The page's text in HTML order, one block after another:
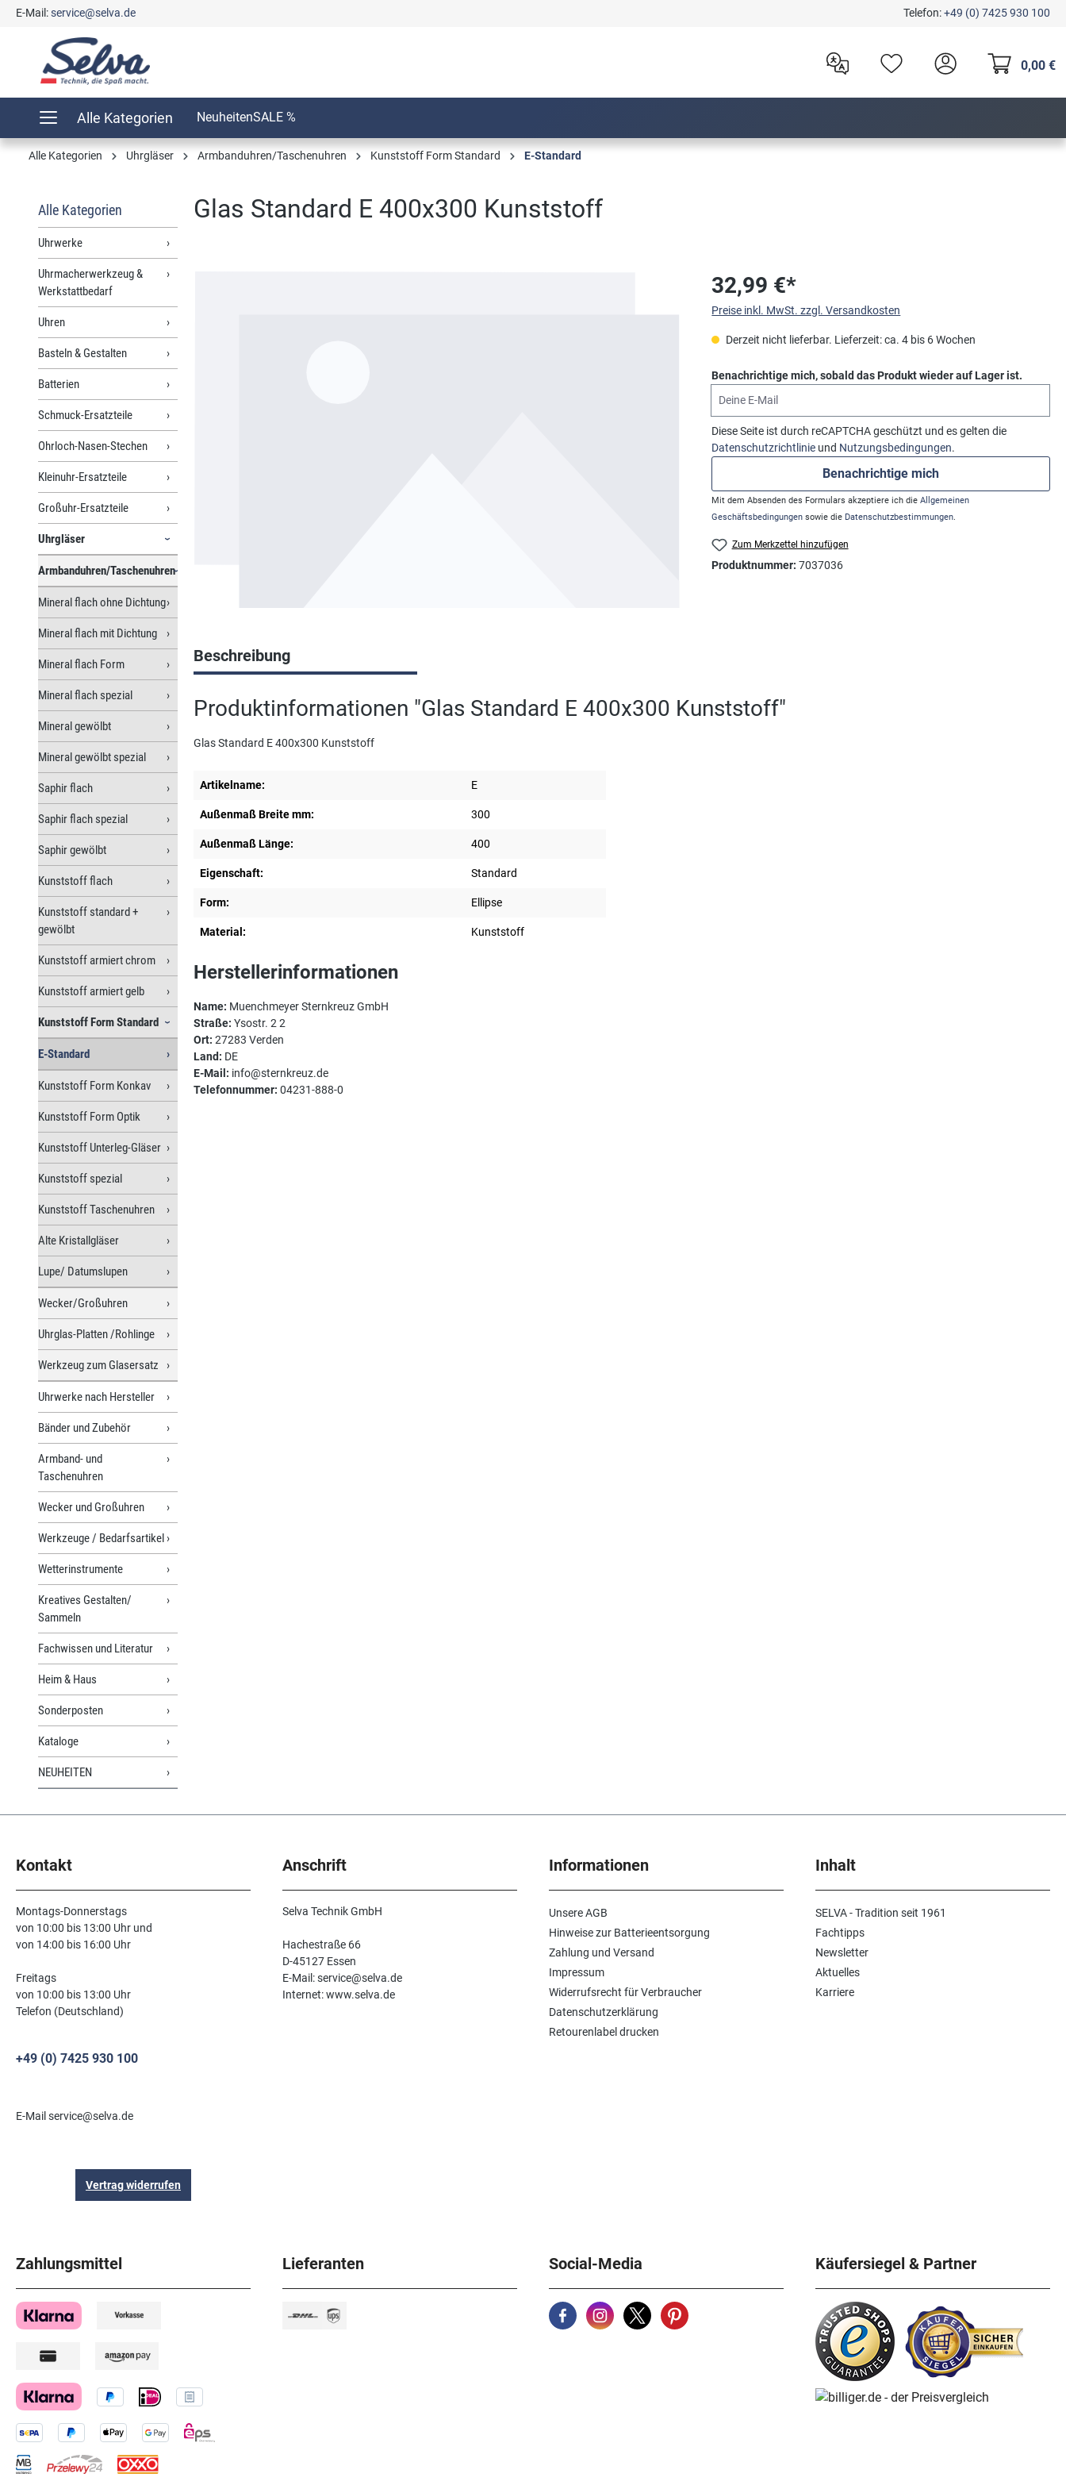
Zur Hauptnavigation springen
E-Mail:service@selva.de Telefon:+49 (0) 7425 930 100
0,00 €
Alle Kategorien NeuheitenSALE %
Alle Kategorien Uhrgläser Armbanduhren/Taschenuhren Kunststoff Form Standard E-Standard
Alle Kategorien
Uhrwerke
Uhrmacherwerkzeug &
Werkstattbedarf
Uhren
Basteln & Gestalten
Batterien
Schmuck-Ersatzteile
Ohrloch-Nasen-Stechen
Kleinuhr-Ersatzteile
Großuhr-Ersatzteile
Uhrgläser
Armbanduhren/Taschenuhren
Mineral flach ohne Dichtung
Mineral flach mit Dichtung
Mineral flach Form
Mineral flach spezial
Mineral gewölbt
Mineral gewölbt spezial
Saphir flach
Saphir flach spezial
Saphir gewölbt
Kunststoff flach
Kunststoff standard +
gewölbt
Kunststoff armiert chrom
Kunststoff armiert gelb
Kunststoff Form Standard
E-Standard
Kunststoff Form Konkav
Kunststoff Form Optik
Kunststoff Unterleg-Gläser
Kunststoff spezial
Kunststoff Taschenuhren
Alte Kristallgläser
Lupe/ Datumslupen
Wecker/Großuhren
Uhrglas-Platten /Rohlinge
Werkzeug zum Glasersatz
Uhrwerke nach Hersteller
Bänder und Zubehör
Armband- und
Taschenuhren
Wecker und Großuhren
Werkzeuge / Bedarfsartikel
Wetterinstrumente
Kreatives Gestalten/
Sammeln
Fachwissen und Literatur
Heim & Haus
Sonderposten
Kataloge
NEUHEITEN
Glas Standard E 400x300 Kunststoff
32,99 €*
Preise inkl. MwSt. zzgl. Versandkosten
Derzeit nicht lieferbar. Lieferzeit: ca. 4 bis 6 Wochen
Benachrichtige mich, sobald das Produkt wieder auf Lager ist.
Diese Seite ist durch reCAPTCHA geschützt und es gelten die
Datenschutzrichtlinie und Nutzungsbedingungen.
Benachrichtige mich
Mit dem Absenden des Formulars akzeptiere ich dieAllgemeinen
Geschäftsbedingungen sowie die Datenschutzbestimmungen
Zum Merkzettel hinzufügen
Produktnummer:7037036
Beschreibung
Produktinformationen "Glas Standard E 400x300 Kunststoff"
Glas Standard E 400x300 Kunststoff
Artikelname: E
Außenmaß Breite mm: 300
Außenmaß Länge: 400
Eigenschaft: Standard
Form: Ellipse
Material: Kunststoff
Herstellerinformationen
Name: Muenchmeyer Sternkreuz GmbH
Straße: Ysostr. 2 2
Ort: 27283 Verden
Land: DE
E-Mail: info@sternkreuz.de
Telefonnummer: 04231-888-0
Kontakt
Montags-Donnerstags
von 10:00 bis 13:00 Uhr und
von 14:00 bis 16:00 Uhr
Freitags
von 10:00 bis 13:00 Uhr
Telefon (Deutschland)
+49 (0) 7425 930 100
E-Mail service@selva.de
Vertrag widerrufen
Anschrift
Selva Technik GmbH
Hachestraße 66
D-45127 Essen
E-Mail: service@selva.de
Internet: www.selva.de
Informationen
Unsere AGB
Hinweise zur Batterieentsorgung
Zahlung und Versand
Impressum
Widerrufsrecht für Verbraucher
Datenschutzerklärung
Retourenlabel drucken
Inhalt
SELVA - Tradition seit 1961
Fachtipps
Newsletter
Aktuelles
Karriere
Zahlungsmittel Lieferanten Social-Media Käufersiegel & Partner